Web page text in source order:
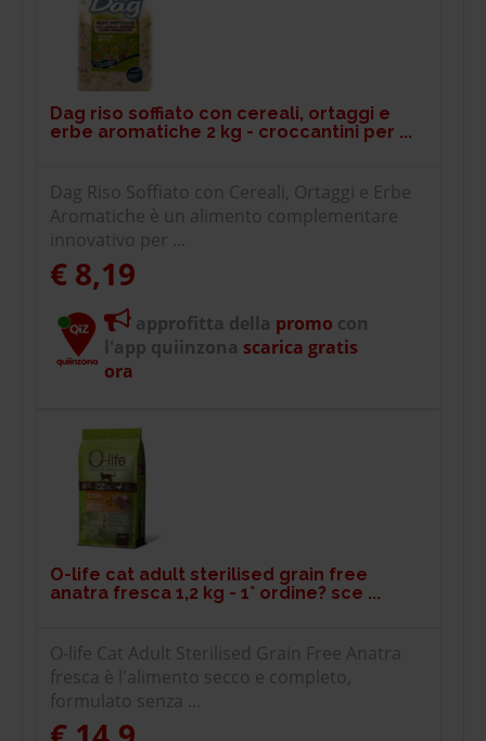
Dag riso soffiato con cereali, ortaggi e
erbe aromatiche 2 kg - croccantini per ...
Dag Riso Soffiato con Cereali, Ortaggi e Erbe
Aromatiche è un alimento complementare
innovativo per ...
€ 8,19
approfitta della promo con
l'app quiinzona scarica gratis
ora
O-life cat adult sterilised grain free
anatra fresca 1,2 kg - 1° ordine? sce ...
O-life Cat Adult Sterilised Grain Free Anatra
fresca è l'alimento secco e completo,
formulato senza ...